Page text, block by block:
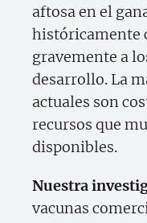
aftosa en el
históricamente
gravemente a
desarrollo. La
actuales son
recursos que
disponibles.
Nuestra
vacunas